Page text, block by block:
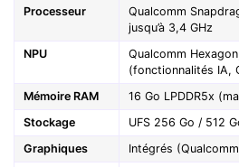
Processeur
Qualcomm
jusqu’à 3,4 GHz
NPU
Qualcomm
(fonctionnalités IA,
Mémoire RAM
16 Go LPDDR5x
Stockage
UFS 256 Go / 512
Graphiques
Intégrés